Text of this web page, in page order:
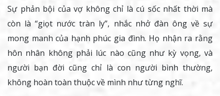
Sự phản bội của vợ không chỉ là cú sốc nhất thời mà
còn là “giọt nước tràn ly”, nhắc nhở đàn ông về sự
mong manh của hạnh phúc gia đình. Họ nhận ra rằng
hôn nhân không phải lúc nào cũng như kỳ vọng, và
người bạn đời cũng chỉ là con người bình thường,
không hoàn toàn thuộc về mình như từng nghĩ.